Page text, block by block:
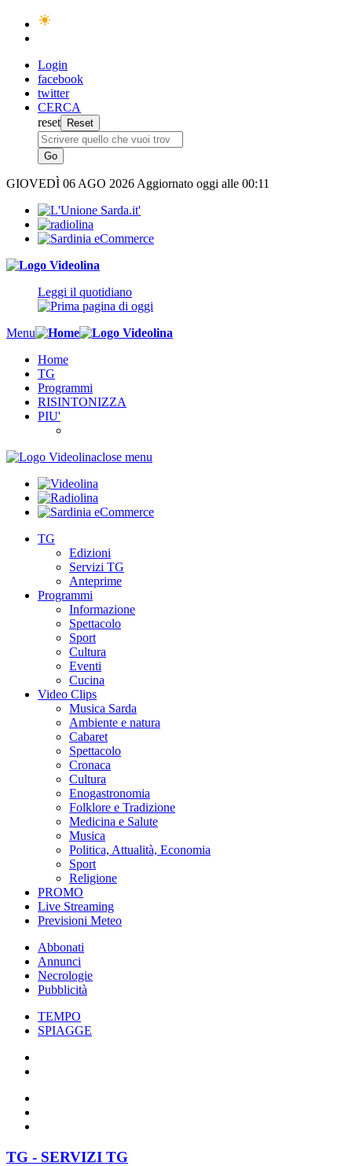
Login
facebook
twitter
CERCA
reset
GIOVEDÌ 06 AGO 2026 Aggiornato oggi alle 00:11
Leggi il quotidiano
Menu
Home
TG
Programmi
RISINTONIZZA
PIU'
close menu
TG
Edizioni
Servizi TG
Anteprime
Programmi
Informazione
Spettacolo
Sport
Cultura
Eventi
Cucina
Video Clips
Musica Sarda
Ambiente e natura
Cabaret
Spettacolo
Cronaca
Cultura
Enogastronomia
Folklore e Tradizione
Medicina e Salute
Musica
Politica, Attualità, Economia
Sport
Religione
PROMO
Live Streaming
Previsioni Meteo
Abbonati
Annunci
Necrologie
Pubblicità
TEMPO
SPIAGGE
TG - SERVIZI TG